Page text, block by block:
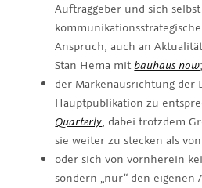
Auftraggeber und sich
Anspruch, auch an
Stan Hema mitbauhaus now;
der Markenausrichtung der
Hauptpublikation zu
Quarterly, dabei trotzdem
sie weiter zu stecken als
oder sich von vornherein
sondern „nur“ den eigenen